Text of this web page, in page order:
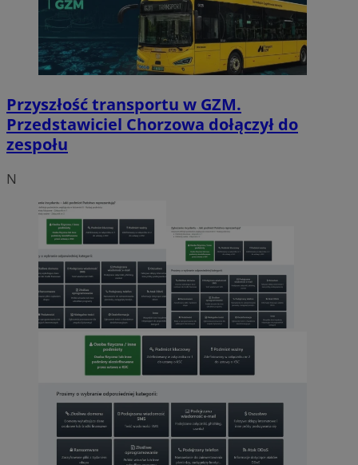
Przyszłość transportu w GZM.
Przedstawiciel Chorzowa dołączył do
zespołu
N